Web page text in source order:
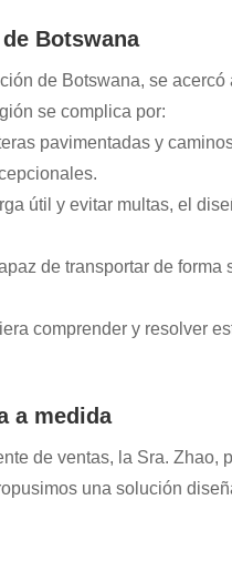
Botswana
de Botswana, se
se complica por:
pavimentadas y
útil y evitar multas, el
de transportar de
comprender y resolver
a medida
de ventas, la Sra. Zhao,
una solución